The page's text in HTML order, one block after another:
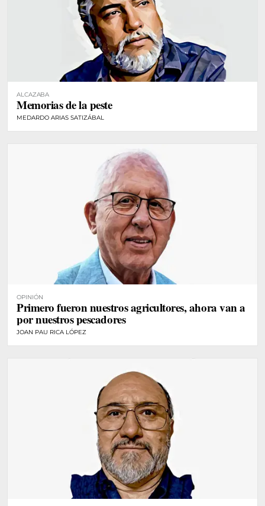
ALCAZABA
Memorias de la peste
MEDARDO ARIAS SATIZÁBAL
OPINIÓN
Primero fueron nuestros agricultores, ahora van a
por nuestros pescadores
JOAN PAU RICA LÓPEZ